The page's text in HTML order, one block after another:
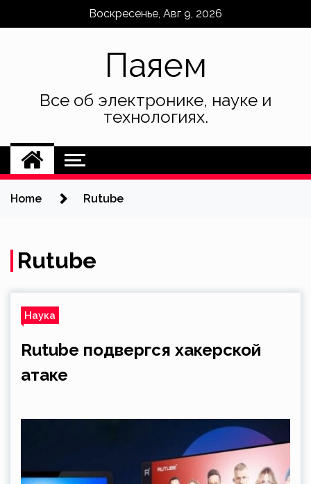
Воскресенье, Авг 9, 2026
Паяем
Все об электронике, науке и
технологиях.
Home Rutube
Rutube
Наука
Rutube подвергся хакерской
атаке